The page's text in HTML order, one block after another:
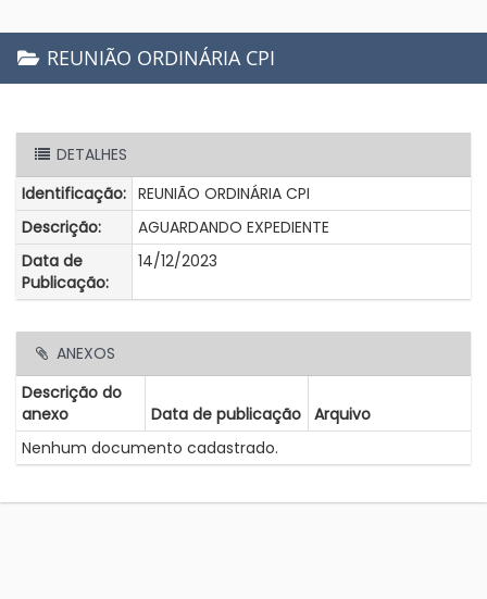
REUNIÃO ORDINÁRIA CPI
DETALHES
Identificação: REUNIÃO ORDINÁRIA CPI
Descrição:
AGUARDANDO EXPEDIENTE
Data de
Publicação:
14/12/2023
ANEXOS
Descrição do
anexo
Data de publicação Arquivo
Nenhum documento cadastrado.